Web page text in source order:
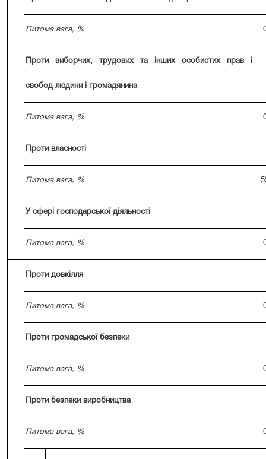
Питома вага, %
Проти виборчих, трудових та інших особистих прав і
свобод людини і громадянина
Питома вага, %
Проти власності
Питома вага, %
У сфері господарської діяльності
Питома вага, %
Проти довкілля
Питома вага, %
Проти громадської безпеки
Питома вага, %
Проти безпеки виробництва
Питома вага, %